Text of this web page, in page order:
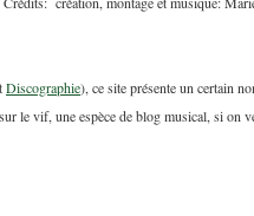
Discographie), ce site présente un certain
le vif, une espèce de blog musical, si on